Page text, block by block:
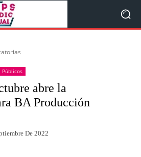
Públicos
abre la
BA Producción
De 2022